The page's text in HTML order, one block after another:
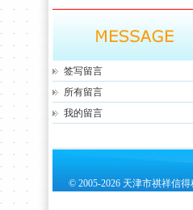
签写留言
所有留言
我的留言
© 2005-2026 天津市祺祥信